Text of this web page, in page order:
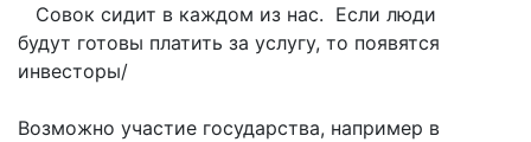
Совок сидит в каждом из нас. Если люди
будут готовы платить за услугу, то появятся
инвесторы/
Возможно участие государства, например в